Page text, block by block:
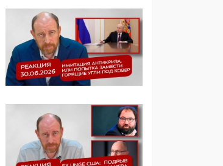
120 лет
парламентаризма: как
институт
народовластия
превратился в «чего
изволите» для
Правительства и АП
06:29, 15 Апреля 2026
Социальный фонд
России – пионер
жесткого внедрения